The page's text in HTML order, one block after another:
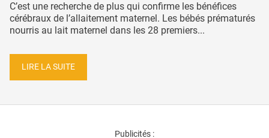
C’est une recherche de plus qui confirme les bénéfices
cérébraux de l’allaitement maternel. Les bébés prématurés
nourris au lait maternel dans les 28 premiers...
LIRE LA SUITE
Publicités :